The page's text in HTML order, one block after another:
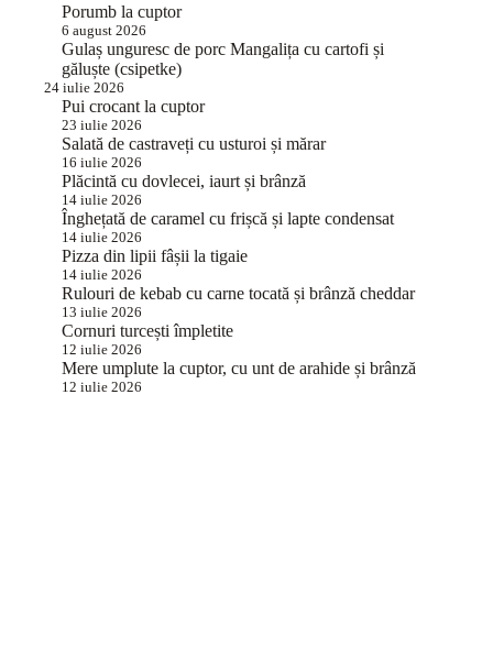
Porumb la cuptor
6 august 2026
Gulaș unguresc de porc Mangalița cu cartofi și
găluște (csipetke)
24 iulie 2026
Pui crocant la cuptor
23 iulie 2026
Salată de castraveți cu usturoi și mărar
16 iulie 2026
Plăcintă cu dovlecei, iaurt și brânză
14 iulie 2026
Înghețată de caramel cu frișcă și lapte condensat
14 iulie 2026
Pizza din lipii fâșii la tigaie
14 iulie 2026
Rulouri de kebab cu carne tocată și brânză cheddar
13 iulie 2026
Cornuri turcești împletite
12 iulie 2026
Mere umplute la cuptor, cu unt de arahide și brânză
12 iulie 2026